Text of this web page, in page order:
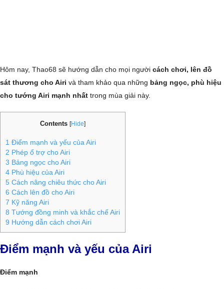
Hôm nay, Thao68 sẽ hướng dẫn cho mọi người cách chơi, lên đồ
sát thương cho Airi và tham khảo qua những bảng ngọc, phù hiệu
cho tướng Airi mạnh nhất trong mùa giải này.
Contents [Hide]
1 Điểm mạnh và yếu của Airi
2 Phép ổ trợ cho Airi
3 Bảng ngọc cho Airi
4 Phù hiệu của Airi
5 Cách nâng chiêu thức cho Airi
6 Cách lên đồ cho Airi
7 Kỹ năng Airi
8 Tướng đồng minh và khắc chế Airi
9 Hướng dẫn cách chơi Airi
Điểm mạnh và yếu của Airi
Điểm mạnh